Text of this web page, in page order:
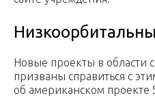
Новые проекты в области
призваны справиться с
об американском проекте